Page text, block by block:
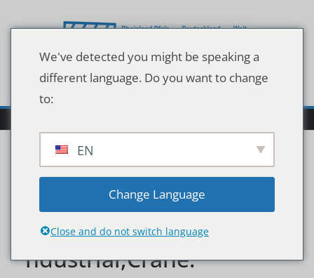
Inhalt
Container,Loading,In,A,C
argo,Freight,Ship,With,I
ndustrial,Crane.
We've detected you might be speaking a
different language. Do you want to change
to:
EN
Change Language
Close and do not switch language